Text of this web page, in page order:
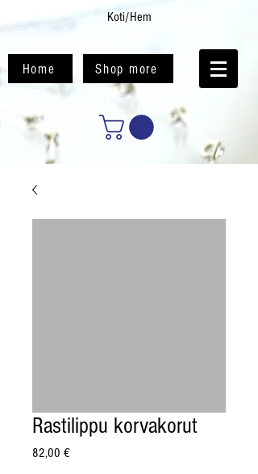
Koti/Hem
Home Shop more
Rastilippu korvakorut
82,00 €Price